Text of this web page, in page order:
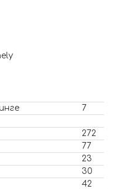
7
272
77
23
30
42